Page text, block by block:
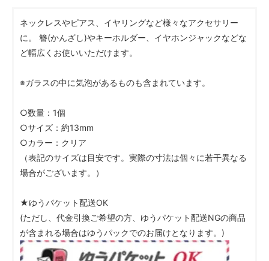
ネックレスやピアス、イヤリングなど様々なアクセサリー
に。 簪(かんざし)やキーホルダー、イヤホンジャックなどな
ど幅広くお使いいただけます。
※ガラスの中に気泡があるものも含まれています。
○数量：1個
○サイズ：約13mm
○カラー：クリア
（表記のサイズは目安です。実際の寸法は個々に若干異なる
場合がございます。）
★ゆうパケット配送OK
(ただし、代金引換ご希望の方、ゆうパケット配送NGの商品
が含まれる場合はゆうパックでのお届けとなります。)